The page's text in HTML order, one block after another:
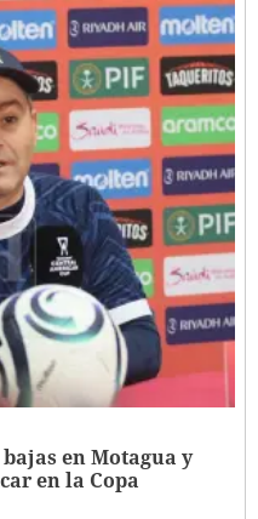
en Motagua y
en la Copa